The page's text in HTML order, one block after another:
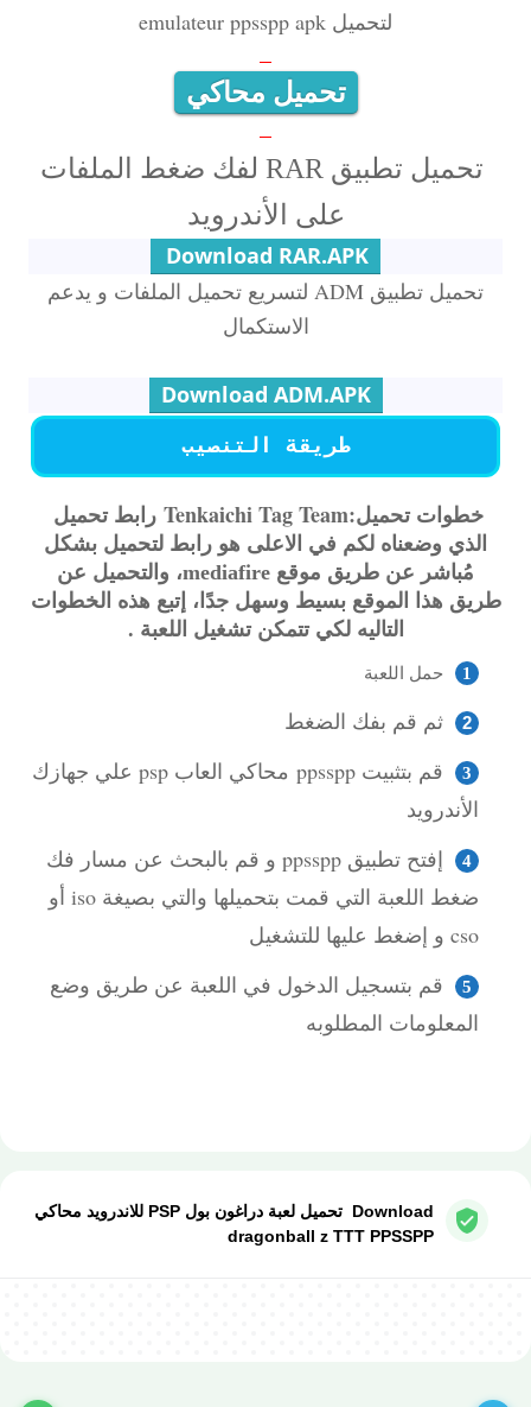
لتحميل emulateur ppsspp apk
تحميل محاكي
تحميل تطبيق RAR لفك ضغط الملفات
على الأندرويد
Download RAR.APK
تحميل تطبيق ADM لتسريع تحميل الملفات و يدعم
الاستكمال
Download ADM.APK
طريقة التنصيب
خطوات تحميل:Tenkaichi Tag Team رابط تحميل
الذي وضعناه لكم في الاعلى هو رابط لتحميل بشكل
مُباشر عن طريق موقع mediafire، والتحميل عن
طريق هذا الموقع بسيط وسهل جدًا، إتبع هذه الخطوات
التاليه لكي تتمكن تشغيل اللعبة .
حمل اللعبة
ثم قم بفك الضغط
قم بتثبيت ppsspp محاكي العاب psp علي جهازك
الأندرويد
إفتح تطبيق ppsspp و قم بالبحث عن مسار فك
ضغط اللعبة التي قمت بتحميلها والتي بصيغة iso أو
cso و إضغط عليها للتشغيل
قم بتسجيل الدخول في اللعبة عن طريق وضع
المعلومات المطلوبه
Download تحميل لعبة دراغون بول PSP للاندرويد محاكي
dragonball z TTT PPSSPP